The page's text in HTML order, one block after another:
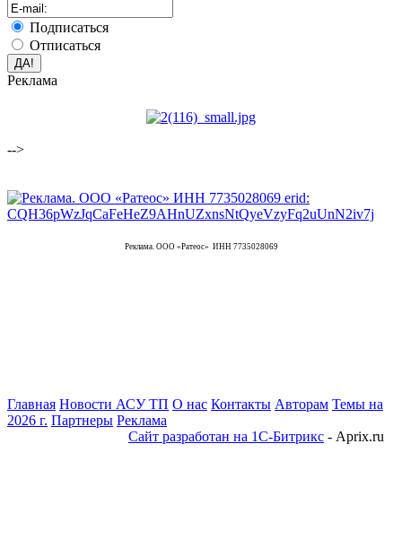
Подписаться
Отписаться
Реклама
-->
Реклама. ООО «Ратеос» ИНН 7735028069
Главная Новости АСУ ТП О нас Контакты Авторам Темы на
2026 г. Партнеры Реклама
Сайт разработан на 1С-Битрикс - Aprix.ru